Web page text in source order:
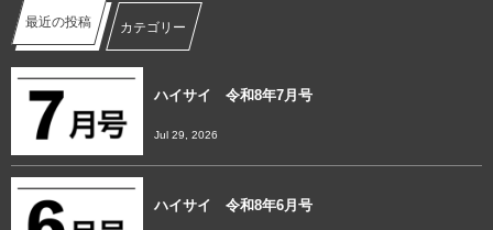
最近の投稿 カテゴリー
ハイサイ 令和8年7月号
Jul 29, 2026
ハイサイ 令和8年6月号